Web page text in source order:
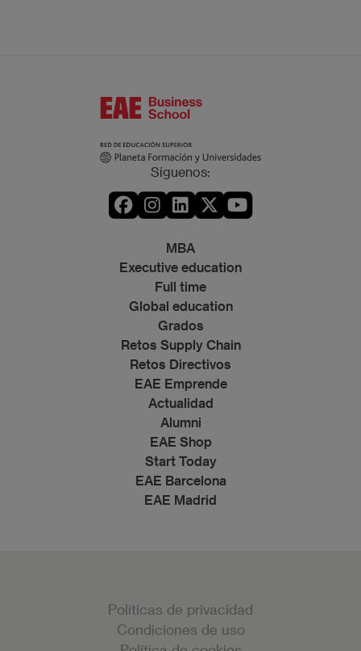
Síguenos:
MBA
Executive education
Full time
Global education
Grados
Retos Supply Chain
Retos Directivos
EAE Emprende
Actualidad
Alumni
EAE Shop
Start Today
EAE Barcelona
EAE Madrid
Políticas de privacidad
Condiciones de uso